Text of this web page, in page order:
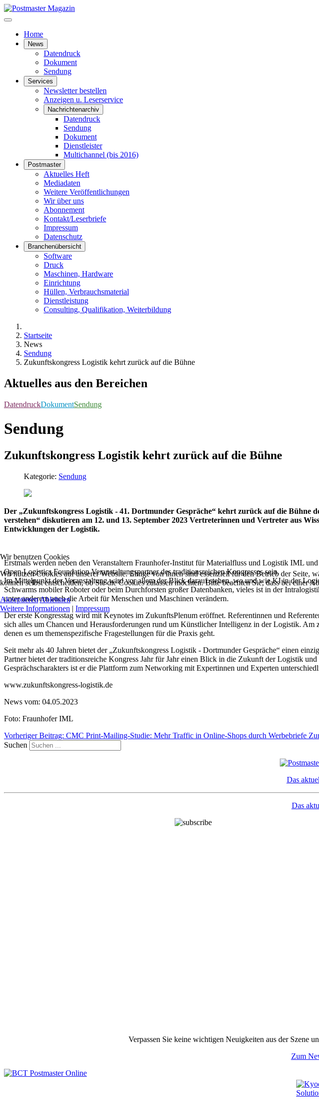
Home
News
Datendruck
Dokument
Sendung
Services
Newsletter bestellen
Anzeigen u. Leserservice
Nachrichtenarchiv
Datendruck
Sendung
Dokument
Dienstleister
Multichannel (bis 2016)
Postmaster
Aktuelles Heft
Mediadaten
Weitere Veröffentlichungen
Wir über uns
Abonnement
Kontakt/Leserbriefe
Impressum
Datenschutz
Branchenübersicht
Software
Druck
Maschinen, Hardware
Einrichtung
Hüllen, Verbrauchsmaterial
Dienstleistung
Consulting, Qualifikation, Weiterbildung
Startseite
News
Sendung
Zukunftskongress Logistik kehrt zurück auf die Bühne
Aktuelles aus den Bereichen
DatendruckDokumentSendung
Sendung
Zukunftskongress Logistik kehrt zurück auf die Bühne
Kategorie: Sendung
Der „Zukunftskongress Logistik - 41. Dortmunder Gespräche“ kehrt zurück auf die
verstehen“ diskutieren am 12. und 13. September 2023 Vertreterinnen und Vertreter aus
Entwicklungen der Logistik.
Erstmals werden neben den Veranstaltern Fraunhofer-Institut für Materialfluss und Logistik IML
Open Logistics Foundation Veranstaltungspartner des traditionsreichen Kongresses sein.
Im Mittelpunkt der Veranstaltung wird vor allem der Blick darauf stehen, wo und wie KI in der
Schwarms mobiler Roboter oder beim Durchforsten großer Datenbanken, vieles ist in der
unter anderem auch die Arbeit für Menschen und Maschinen verändern.
Der erste Kongresstag wird mit Keynotes im ZukunftsPlenum eröffnet. Referentinnen und
sich alles um Chancen und Herausforderungen rund um Künstlicher Intelligenz in der Logistik. Am
denen es um themenspezifische Fragestellungen für die Praxis geht.
Seit mehr als 40 Jahren bietet der „Zukunftskongress Logistik - Dortmunder Gespräche“ einen
Partner bietet der traditionsreiche Kongress Jahr für Jahr einen Blick in die Zukunft der Logistik
Gesprächscharakters ist er die Plattform zum Networking mit Expertinnen und Experten
www.zukunftskongress-logistik.de
News vom: 04.05.2023
Foto: Fraunhofer IML
Vorheriger Beitrag: CMC Print-Mailing-Studie: Mehr Traffic in Online-Shops durch Werbebriefe
Suchen
Das
Das
Verpassen Sie keine wichtigen Neuigkeiten aus der Szene
Zum
Wir benutzen Cookies
Wir nutzen Cookies auf unserer Website. Einige von ihnen sind essenziell für den Betrieb der Seite,
können selbst entscheiden, ob Sie die Cookies zulassen möchten. Bitte beachten Sie, dass bei
AkzeptierenAblehnen
Weitere Informationen | Impressum